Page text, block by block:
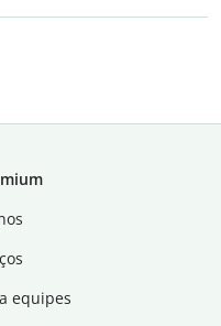
equipes